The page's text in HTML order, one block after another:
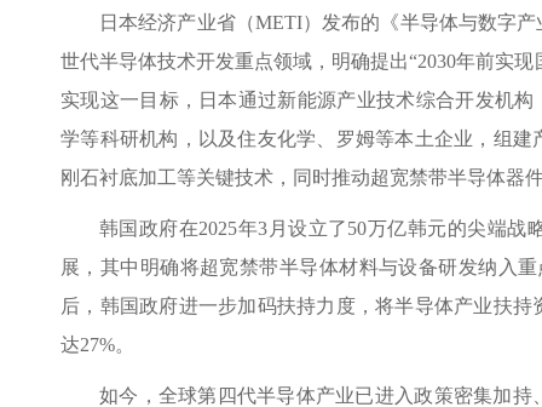
日本经济产业省（METI）发布的《半导体与数字
世代半导体技术开发重点领域，明确提出“2030年前实
实现这一目标，日本通过新能源产业技术综合开发机
学等科研机构，以及住友化学、罗姆等本土企业，组
刚石衬底加工等关键技术，同时推动超宽禁带半导体器
韩国政府在2025年3月设立了50万亿韩元的尖端
展，其中明确将超宽禁带半导体材料与设备研发纳入
后，韩国政府进一步加码扶持力度，将半导体产业扶
达27%。
如今，全球第四代半导体产业已进入政策密集加